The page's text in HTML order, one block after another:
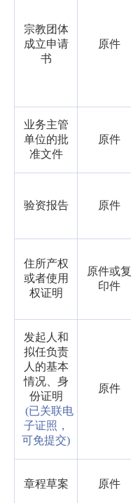
宗教团体
成立申请
书
原件
业务主管
单位的批
准文件
原件
验资报告 原件
住所产权
或者使用
权证明
原件或复
印件
发起人和
拟任负责
人的基本
情况、身
份证明
(已关联电
子证照，
可免提交)
原件
章程草案 原件